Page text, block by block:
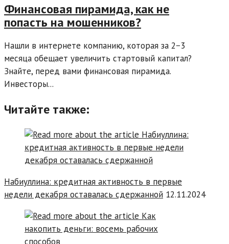
Финансовая пирамида, как не
попасть на мошенников?
Нашли в интернете компанию, которая за 2−3
месяца обещает увеличить стартовый капитал?
Знайте, перед вами финансовая пирамида.
Инвесторы...
Читайте также:
Набиуллина: кредитная активность в первые
недели декабря оставалась сдержанной 12.11.2024